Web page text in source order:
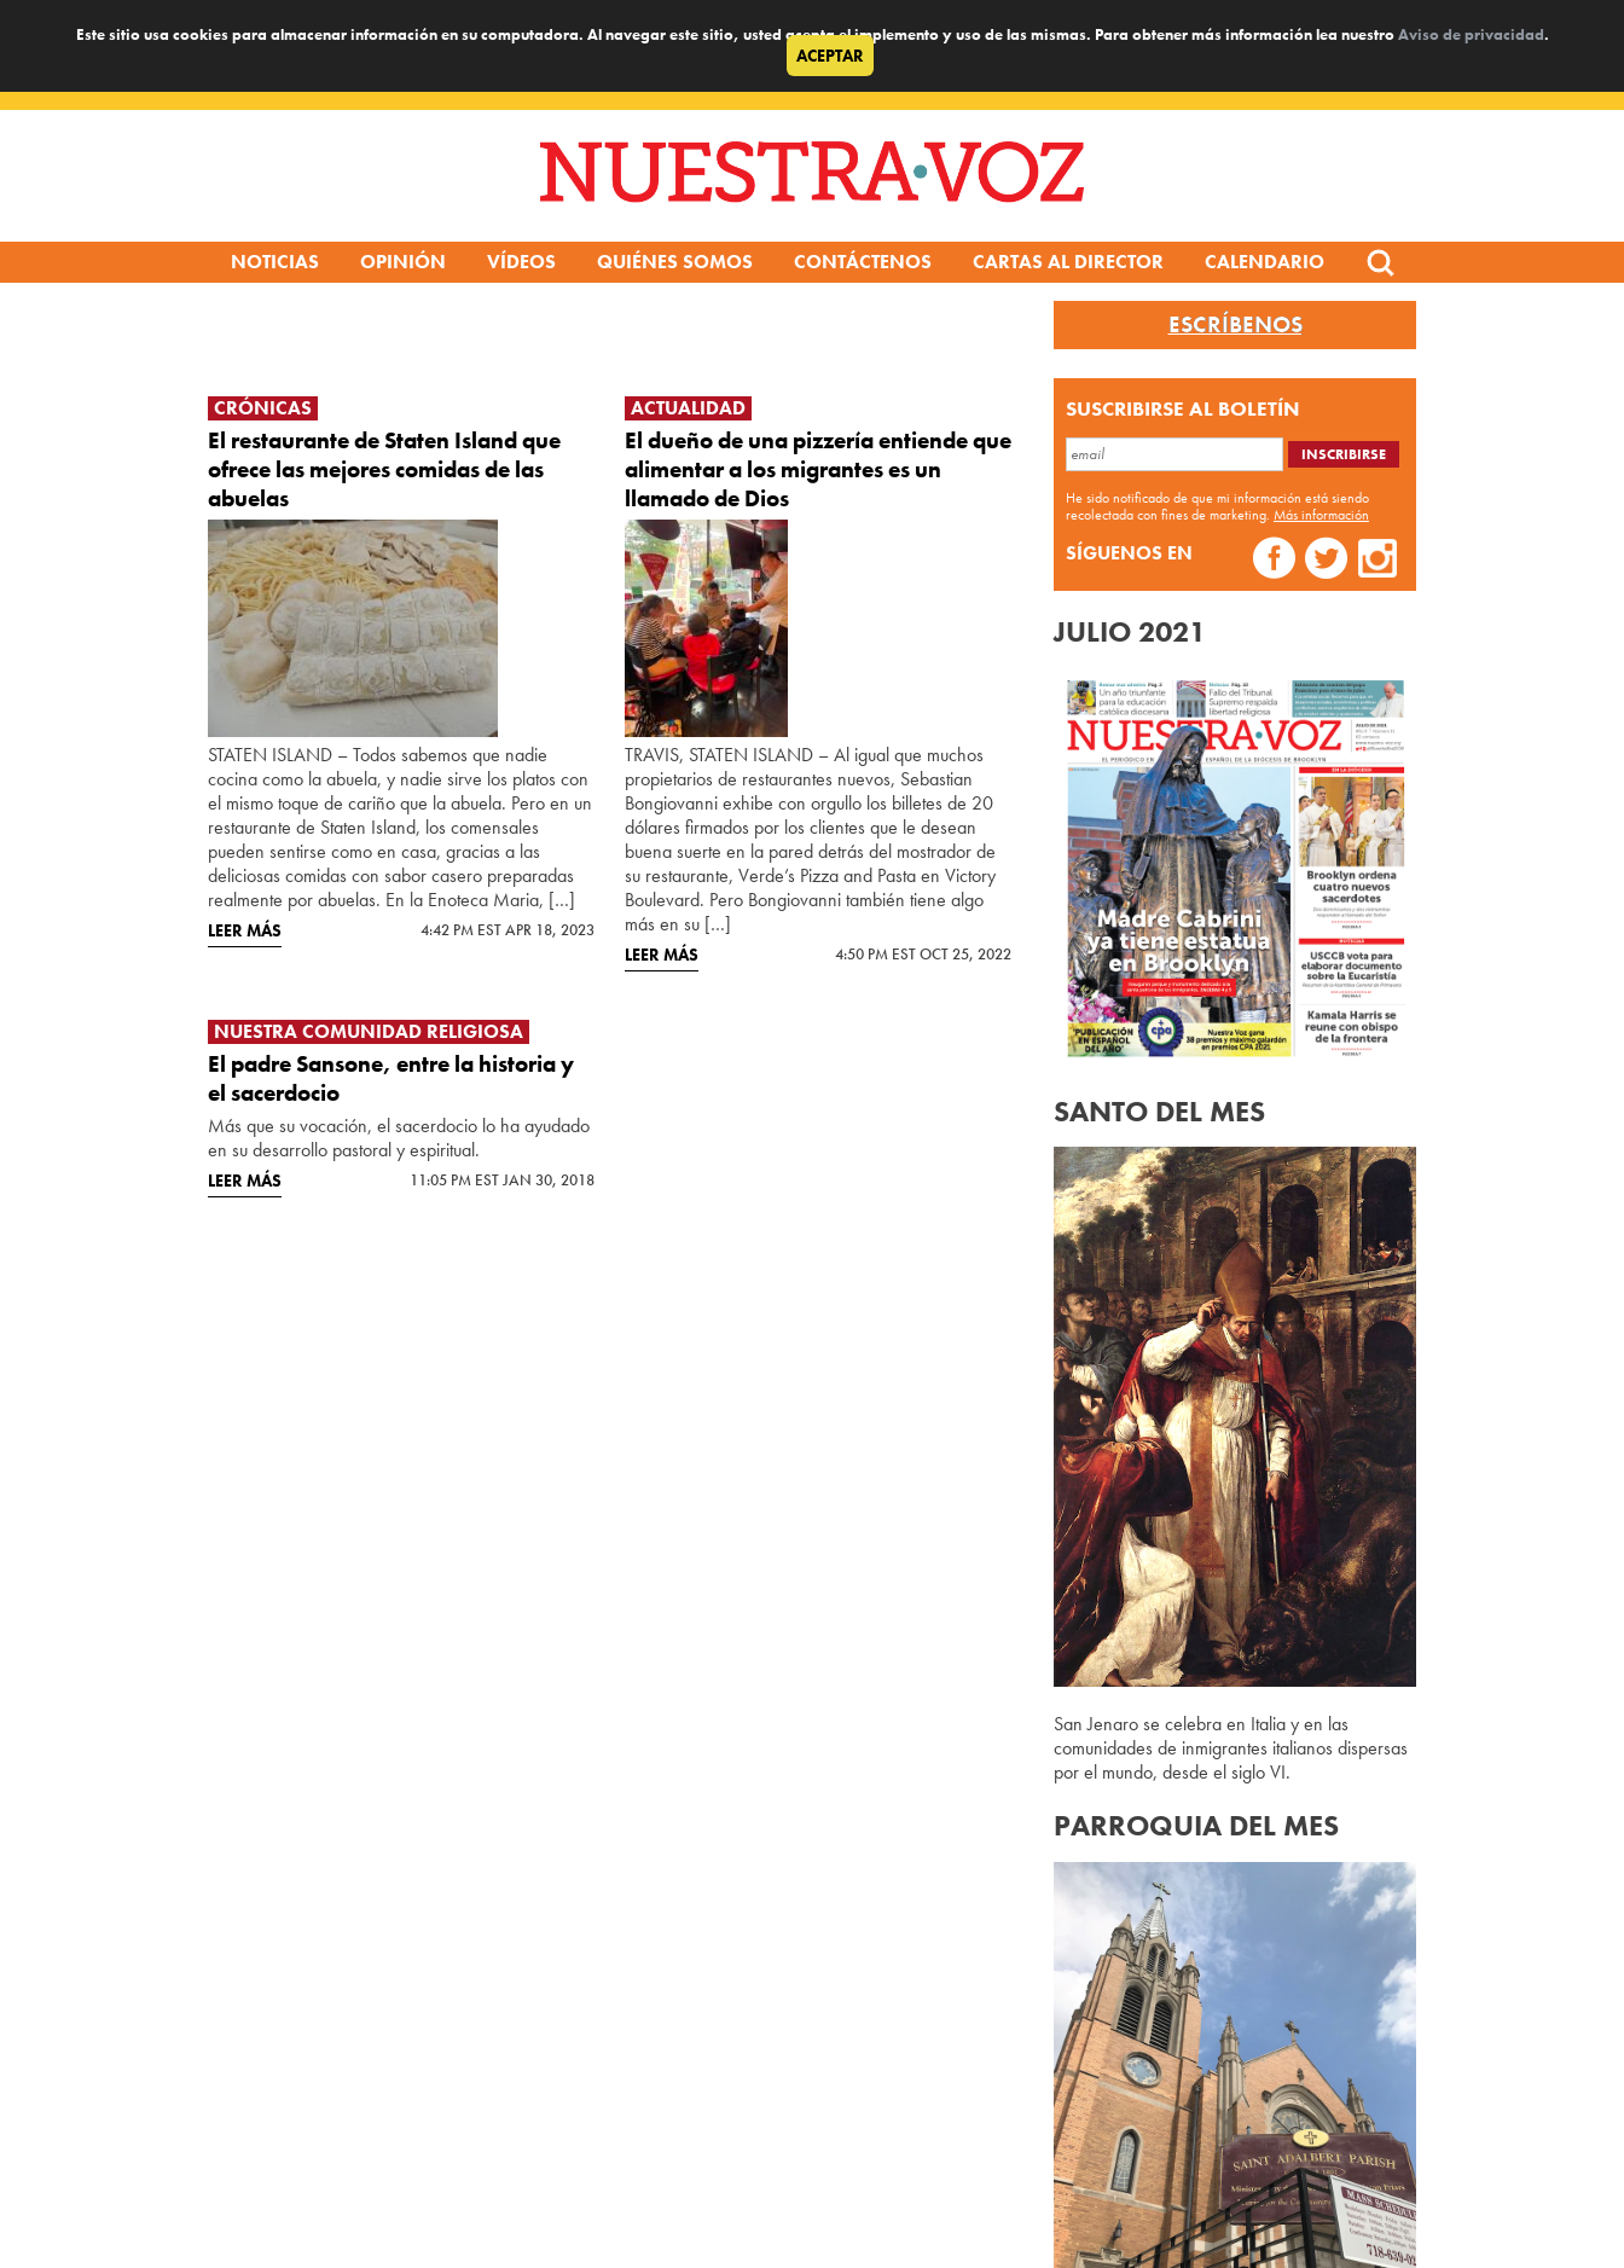
Este sitio usa cookies para almacenar información en su computadora. Al navegar este sitio, usted acepta el implemento y uso de las mismas. Para obtener más información lea nuestroAviso de privacidad.
ACEPTAR
NOTICIAS OPINIÓN VÍDEOS QUIÉNES SOMOS CONTÁCTENOS CARTAS AL DIRECTOR CALENDARIO
Search
for:
CRÓNICAS
El restaurante de Staten Island que
ofrece las mejores comidas de las
abuelas
STATEN ISLAND – Todos sabemos que nadie
cocina como la abuela, y nadie sirve los platos con
el mismo toque de cariño que la abuela. Pero en un
restaurante de Staten Island, los comensales
pueden sentirse como en casa, gracias a las
deliciosas comidas con sabor casero preparadas
realmente por abuelas. En la Enoteca Maria, […]
LEER MÁS 4:42 PM EST APR 18, 2023
ACTUALIDAD
El dueño de una pizzería entiende que
alimentar a los migrantes es un
llamado de Dios
TRAVIS, STATEN ISLAND – Al igual que muchos
propietarios de restaurantes nuevos, Sebastian
Bongiovanni exhibe con orgullo los billetes de 20
dólares firmados por los clientes que le desean
buena suerte en la pared detrás del mostrador de
su restaurante, Verde’s Pizza and Pasta en Victory
Boulevard. Pero Bongiovanni también tiene algo
más en su […]
LEER MÁS 4:50 PM EST OCT 25, 2022
NUESTRA COMUNIDAD RELIGIOSA
El padre Sansone, entre la historia y
el sacerdocio
Más que su vocación, el sacerdocio lo ha ayudado
en su desarrollo pastoral y espiritual.
LEER MÁS 11:05 PM EST JAN 30, 2018
ESCRÍBENOS
SUSCRIBIRSE AL BOLETÍN
He sido notificado de que mi información está siendo
recolectada con fines de marketing. Más información
SÍGUENOS EN
JULIO 2021
SANTO DEL MES
San Jenaro se celebra en Italia y en las
comunidades de inmigrantes italianos dispersas
por el mundo, desde el siglo VI.
PARROQUIA DEL MES